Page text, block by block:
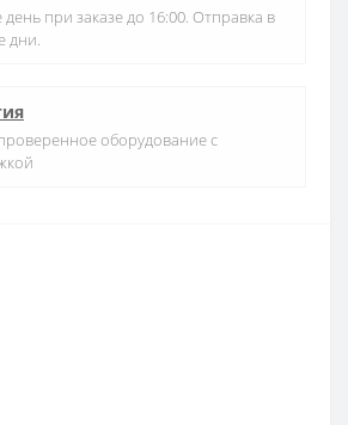
день при заказе до 16:00. Отправка в
дни.
оборудование с